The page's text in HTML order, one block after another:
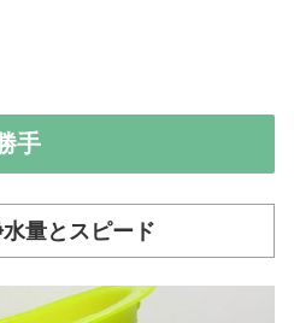
手
量とスピード